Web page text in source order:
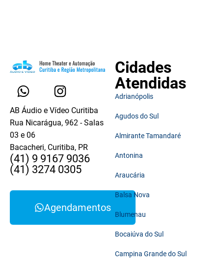
AB Áudio e Vídeo Curitiba
Rua Nicarágua, 962 - Salas
03 e 06
Bacacheri, Curitiba, PR
(41) 9 9167 9036
(41) 3274 0305
Agendamentos
Cidades
Atendidas
Adrianópolis
Agudos do Sul
Almirante Tamandaré
Antonina
Araucária
Balsa Nova
Blumenau
Bocaiúva do Sul
Campina Grande do Sul